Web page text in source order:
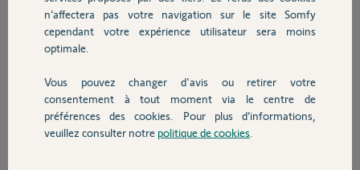
Devis avec un pro
Contact
Bonjour Jean-Michel,
Je vous confirme que d'après ce que vous nous indiquez, il semblerait que
besoin d'informations personnelles et c'est pour cette raison que je viens
de vous envoyer un mail pour continuer votre dépannage en privé.
Bonne Journée.
n’affectera pas votre navigation sur le site Somfy
cependant votre expérience utilisateur sera moins
optimale.
Vous pouvez changer d'avis ou retirer votre
consentement à tout moment via le centre de
préférences des cookies. Pour plus d’informations,
veuillez consulter notre politique de cookies